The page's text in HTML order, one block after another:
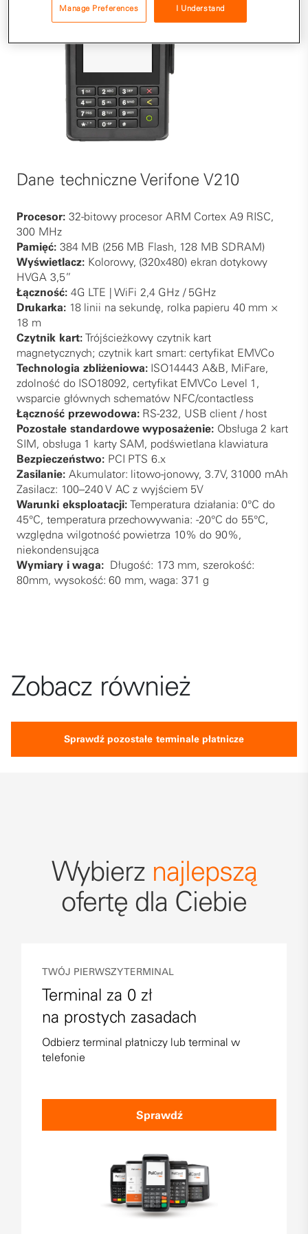
Dane techniczne Verifone V210
Procesor: 32-bitowy procesor ARM Cortex A9 RISC,
300 MHz
Pamięć: 384 MB (256 MB Flash, 128 MB SDRAM)
Wyświetlacz: Kolorowy, (320x480) ekran dotykowy
HVGA 3,5”
Łączność: 4G LTE | WiFi 2,4 GHz / 5GHz
Drukarka: 18 linii na sekundę, rolka papieru 40 mm ×
18 m
Czytnik kart:Trójścieżkowy czytnik kart
magnetycznych; czytnik kart smart: certyfikat EMVCo
Technologia zbliżeniowa: ISO14443 A&B, MiFare,
zdolność do ISO18092, certyfikat EMVCo Level 1,
wsparcie głównych schematów NFC/contactless
Łączność przewodowa: RS-232, USB client / host
Pozostałe standardowe wyposażenie: Obsługa 2 kart
SIM, obsługa 1 karty SAM, podświetlana klawiatura
Bezpieczeństwo: PCI PTS 6.x
Zasilanie: Akumulator: litowo-jonowy, 3.7V, 31000 mAh
Zasilacz: 100–240 V AC z wyjściem 5V
Warunki eksploatacji:Temperatura działania: 0°C do
45°C, temperatura przechowywania: -20°C do 55°C,
względna wilgotność powietrza 10% do 90%,
niekondensująca
Wymiary i waga: Długość: 173 mm, szerokość:
80mm, wysokość: 60 mm, waga: 371 g
Zobacz również
Sprawdź pozostałe terminale płatnicze
Wybierz najlepszą
ofertę dla Ciebie
TWÓJ PIERWSZY TERMINAL
Terminal za 0 zł
na prostych zasadach
Odbierz terminal płatniczy lub terminal w
telefonie
Sprawdź
Manage Preferences I Understand